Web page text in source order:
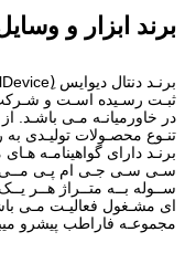
برند ابزار و
ثبـت رسـیده اسـت و شـرکت
در خاورمیانـه مـی باشـد.
تنـوع محصـولات تولیـدی به
سـی سـی جـی ام پـی مــی
ای مشـغول فعالیـت مـی
مجموعـه فاراطب پیشرو